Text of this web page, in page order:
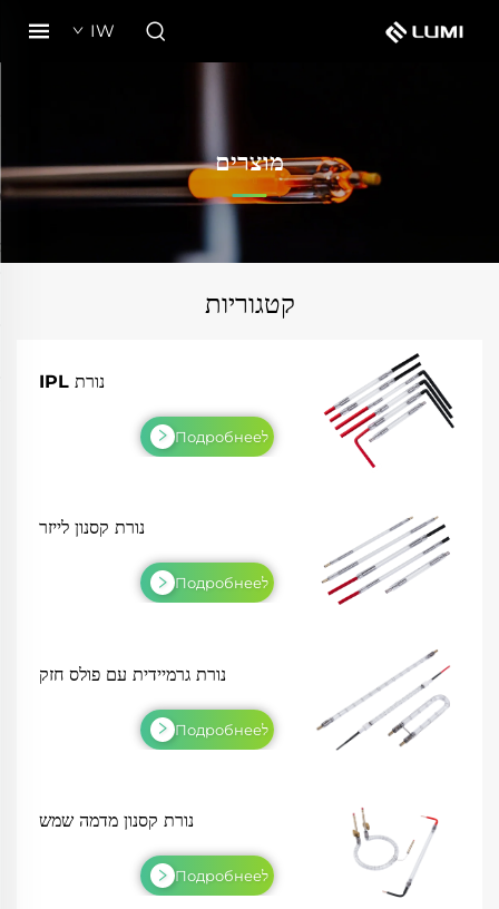
IW
מוצרים
קטגוריות
נורת IPL
לПодробнее
נורת קסנון לייזר
לПодробнее
נורת גרמיידית עם פולס חזק
לПодробнее
נורת קסנון מדמה שמש
לПодробнее